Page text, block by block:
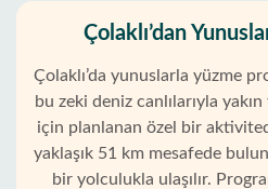
Çolaklı’dan
Çolaklı’da yunuslarla yüzme
bu zeki deniz canlılarıyla
için planlanan özel bir
yaklaşık 51 km mesafede
bir yolculukla ulaşılır.